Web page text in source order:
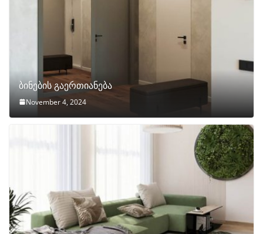
ბინების გაერთიანება
November 4, 2024